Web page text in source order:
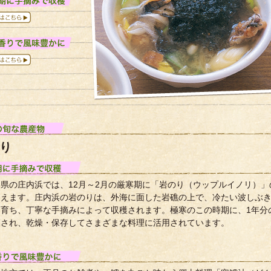
の庄内浜では、12月～2月の厳寒期に「岩のり（ウップルイノリ）
ます。庄内浜の岩のりは、外海に面した岩礁の上で、冷たい波しぶ
ち、丁寧な手摘みによって収穫されます。極寒のこの時期に、1年分
れ、乾燥・保存してさまざまな料理に活用されています。